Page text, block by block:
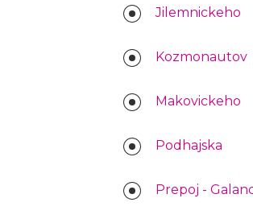
Jilemnickeho
Kozmonautov
Makovickeho
Podhajska
Prepoj -